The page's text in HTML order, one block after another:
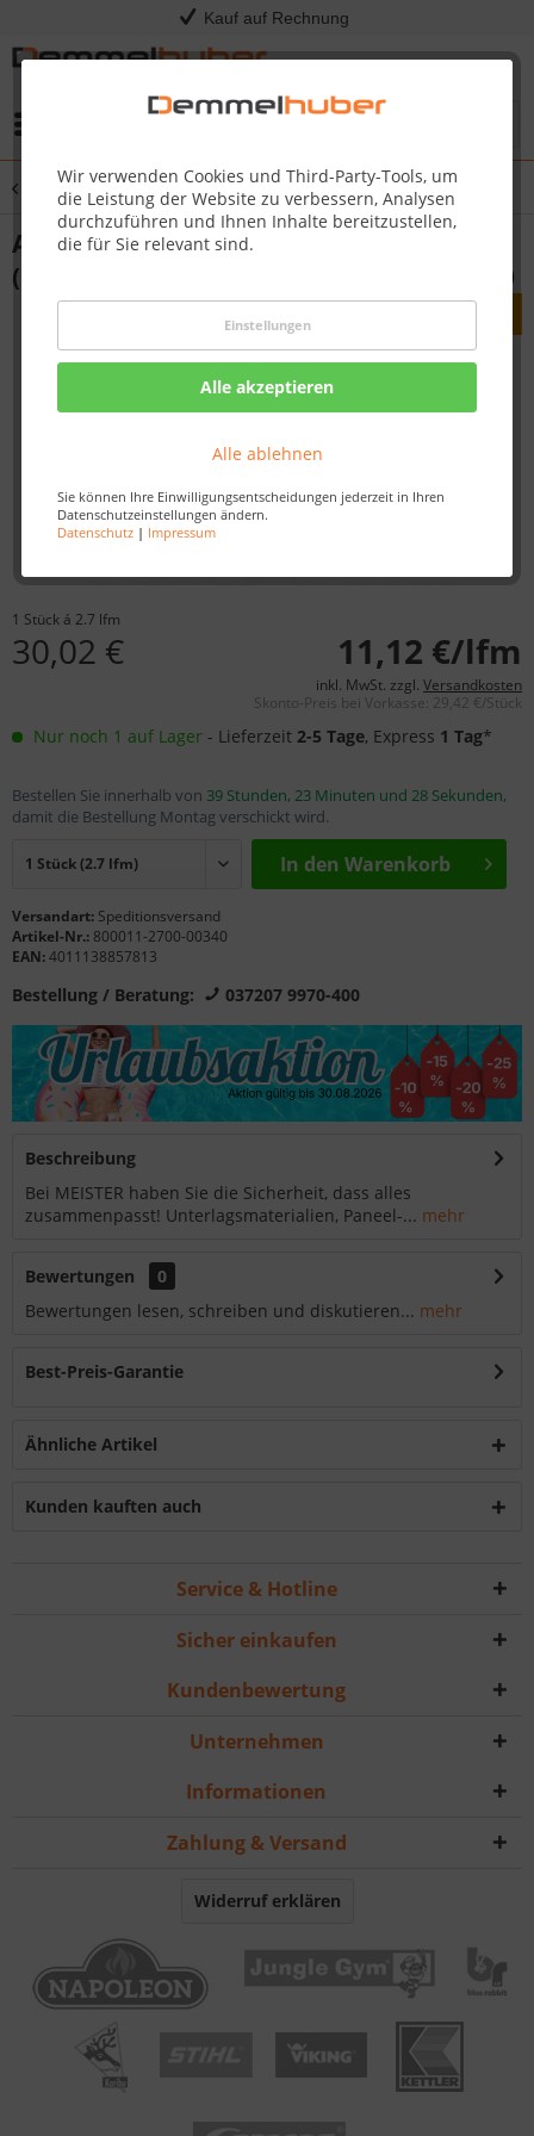
Kauf auf Rechnung
Wir verwenden Cookies und Third-Party-Tools, um
die Leistung der Website zu verbessern, Analysen
durchzuführen und Ihnen Inhalte bereitzustellen,
die für Sie relevant sind.
Einstellungen
Alle akzeptieren
Alle ablehnen
Sie können Ihre Einwilligungsentscheidungen jederzeit in Ihren
Datenschutzeinstellungen ändern.
Datenschutz| Impressum
Übersicht Aluminiumprofile
Abschlussprofil Typ 300 SK
(selbstklebend) Edelstahl-Oberfläche 340
1 Stück á 2.7 lfm
30,02 € 11,12 €/lfm
inkl. MwSt. zzgl. Versandkosten
Skonto-Preis bei Vorkasse: 29,42 €/Stück
Nur noch 1 auf Lager - Lieferzeit 2-5 Tage, Express 1 Tag*
Bestellen Sie innerhalb von 39 Stunden, 23 Minuten und 28 Sekunden,
damit die Bestellung Montag verschickt wird.
In den Warenkorb
Versandart: Speditionsversand
Artikel-Nr.: 800011-2700-00340
EAN:4011138857813
Bestellung / Beratung: 037207 9970-400
Beschreibung
Bei MEISTER haben Sie die Sicherheit, dass alles
zusammenpasst! Unterlagsmaterialien, Paneel-... mehr
Bewertungen
0
Bewertungen lesen, schreiben und diskutieren... mehr
Best-Preis-Garantie
Ähnliche Artikel
Kunden kauften auch
Service & Hotline
Sicher einkaufen
Kundenbewertung
Unternehmen
Informationen
Zahlung & Versand
Widerruf erklären